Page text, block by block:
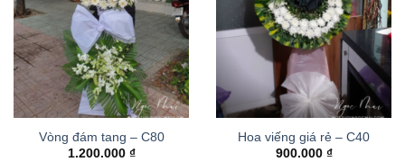
Vòng đám tang – C80
1.200.000 ₫
Hoa viếng giá rẻ – C40
900.000 ₫